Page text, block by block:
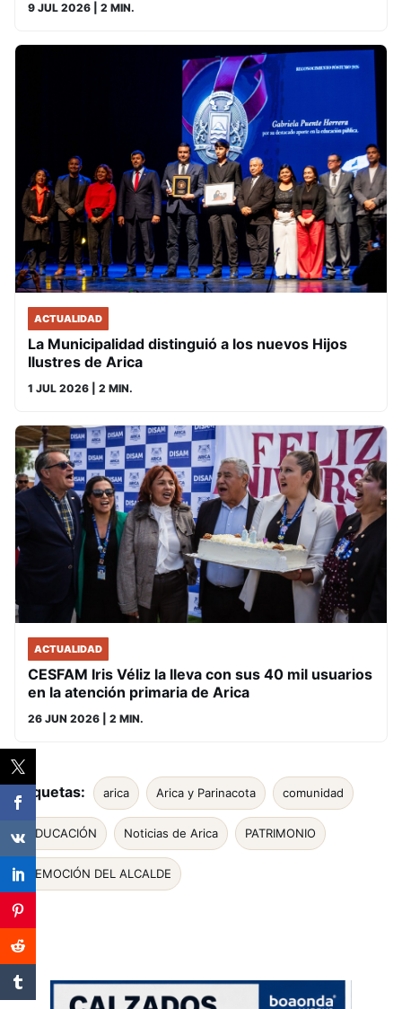
9 JUL 2026 | 2 MIN.
ACTUALIDAD
La Municipalidad distinguió a los nuevos Hijos
Ilustres de Arica
1 JUL 2026 | 2 MIN.
ACTUALIDAD
CESFAM Iris Véliz la lleva con sus 40 mil usuarios
en la atención primaria de Arica
26 JUN 2026 | 2 MIN.
Etiquetas: arica Arica y Parinacota comunidad
EDUCACIÓN Noticias de Arica PATRIMONIO
REMOCIÓN DEL ALCALDE